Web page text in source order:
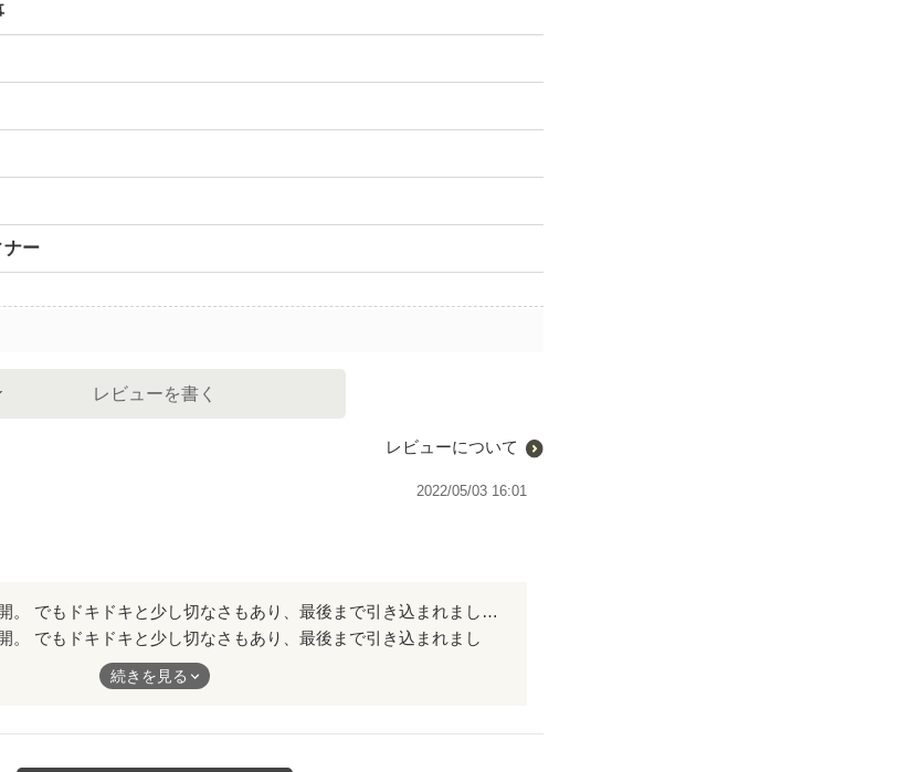
ナー
レビューを書く
レビューについて
2022/05/03 16:01
最初から、予想していた展開。 でもドキドキと少し切なさもあり、最後まで引き込まれました。後日ストーリーも読みたくなりました。
。 でもドキドキと少し切なさもあり、最後まで引き込まれまし
くなりました。
続きを見る